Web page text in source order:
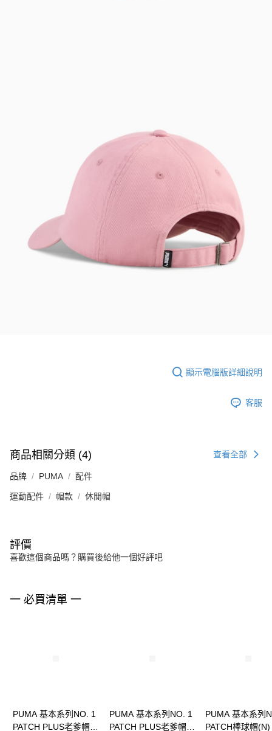
顯示電腦版詳細說明
客服
商品相關分類 (4) 查看全部
品牌 PUMA 配件
運動配件 帽款 休閒帽
評價
喜歡這個商品嗎？購買後給他一個好評吧
一 必買清單 一
PUMA 基本系列NO. 1
PATCH PLUS老爹帽
PUMA 基本系列NO. 1
PATCH PLUS老爹帽
PUMA 基本系列
PATCH棒球帽